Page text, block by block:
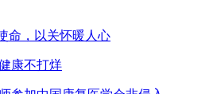
命，以关怀暖人心
康不打烊